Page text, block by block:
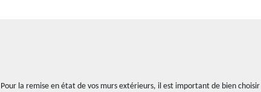
Pour la remise en état de vos murs extérieurs, il est important de bien